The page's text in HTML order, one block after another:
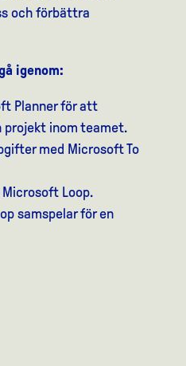
och förbättra
igenom:
Planner för att
projekt inom teamet.
med Microsoft To
Loop.
samspelar för en